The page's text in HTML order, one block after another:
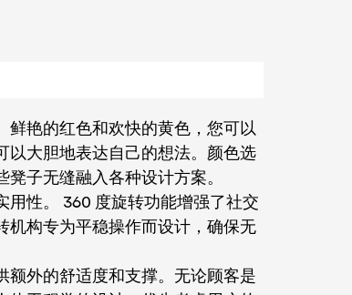
鲜艳的红色和欢快的黄色，您可以
以大胆地表达自己的想法。颜色选
子无缝融入各种设计方案。
用性。 360 度旋转功能增强了社交
机构专为平稳操作而设计，确保无
额外的舒适度和支撑。无论顾客是